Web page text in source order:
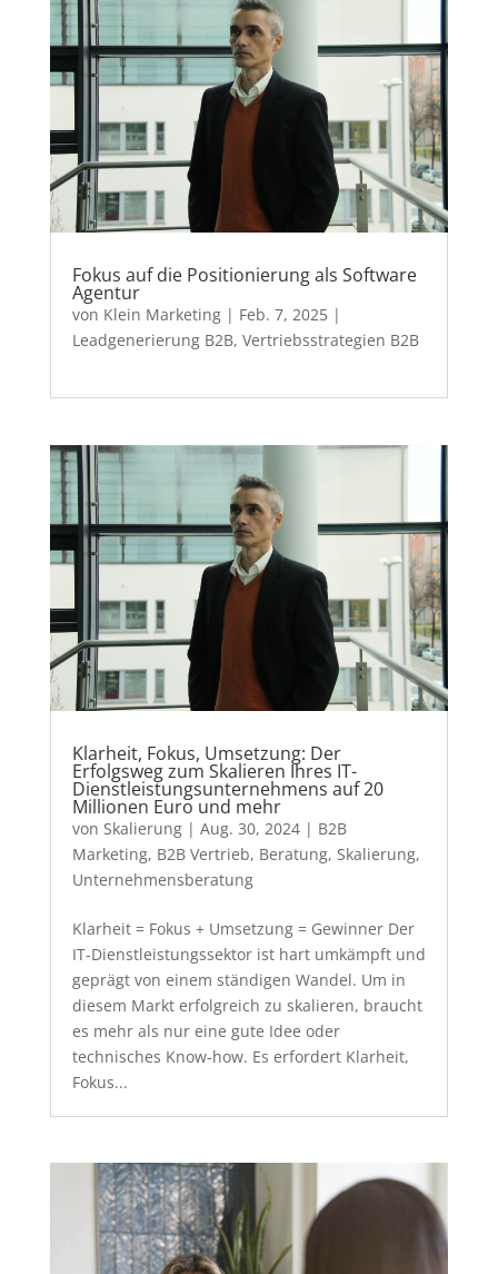
Fokus auf die Positionierung als Software
Agentur
von Klein Marketing| Feb. 7, 2025|
Leadgenerierung B2B, Vertriebsstrategien B2B
Klarheit, Fokus, Umsetzung: Der
Erfolgsweg zum Skalieren Ihres IT-
Dienstleistungsunternehmens auf 20
Millionen Euro und mehr
von Skalierung| Aug. 30, 2024| B2B
Marketing, B2B Vertrieb, Beratung, Skalierung,
Unternehmensberatung
Klarheit = Fokus + Umsetzung = Gewinner Der
IT-Dienstleistungssektor ist hart umkämpft und
geprägt von einem ständigen Wandel. Um in
diesem Markt erfolgreich zu skalieren, braucht
es mehr als nur eine gute Idee oder
technisches Know-how. Es erfordert Klarheit,
Fokus...